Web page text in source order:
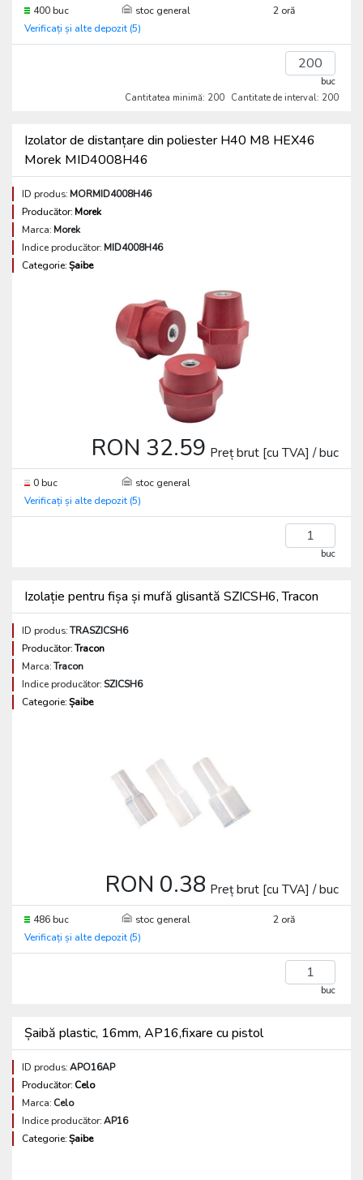
400 buc stoc general
2 oră
Verificați și alte depozit (5)
buc
Cantitatea minimă: 200 Cantitate de interval: 200
Izolator de distanțare din poliester H40 M8 HEX46
Morek MID4008H46
ID produs:MORMID4008H46
Producător:Morek
Marca:Morek
Indice producător:MID4008H46
Categorie:Șaibe
RON 32.59 Preț brut [cu TVA] / buc
0 buc
stoc general
Verificați și alte depozit (5)
buc
Izolație pentru fișa și mufă glisantă SZICSH6, Tracon
ID produs:TRASZICSH6
Producător:Tracon
Marca:Tracon
Indice producător:SZICSH6
Categorie:Șaibe
RON 0.38 Preț brut [cu TVA] / buc
486 buc stoc general
2 oră
Verificați și alte depozit (5)
buc
Șaibă plastic, 16mm, AP16,fixare cu pistol
ID produs:APO16AP
Producător: Celo
Marca: Celo
Indice producător:AP16
Categorie:Șaibe